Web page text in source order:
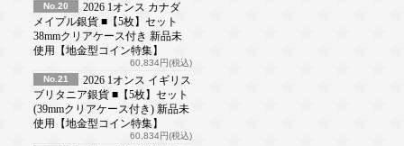
No.20
2026 1オンス カナダ
メイプル銀貨 ■【5枚】セット
38mmクリアケース付き 新品未
使用【地金型コイン特集】
60,834円(税込)
No.21
2026 1オンス イギリス
ブリタニア銀貨 ■【5枚】セット
(39mmクリアケース付き) 新品未
使用【地金型コイン特集】
60,834円(税込)